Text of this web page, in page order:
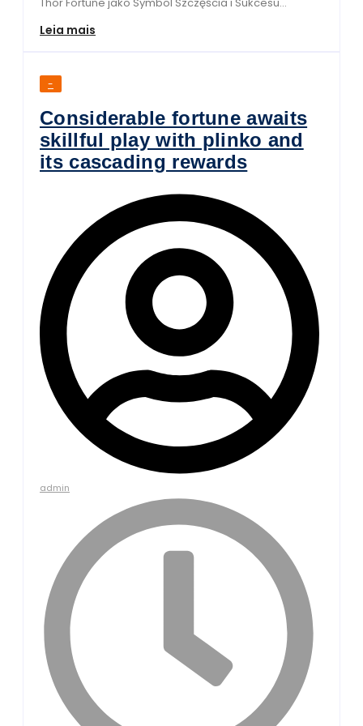
Leia mais
-
Considerable fortune awaits
skillful play with plinko and
its cascading rewards
admin